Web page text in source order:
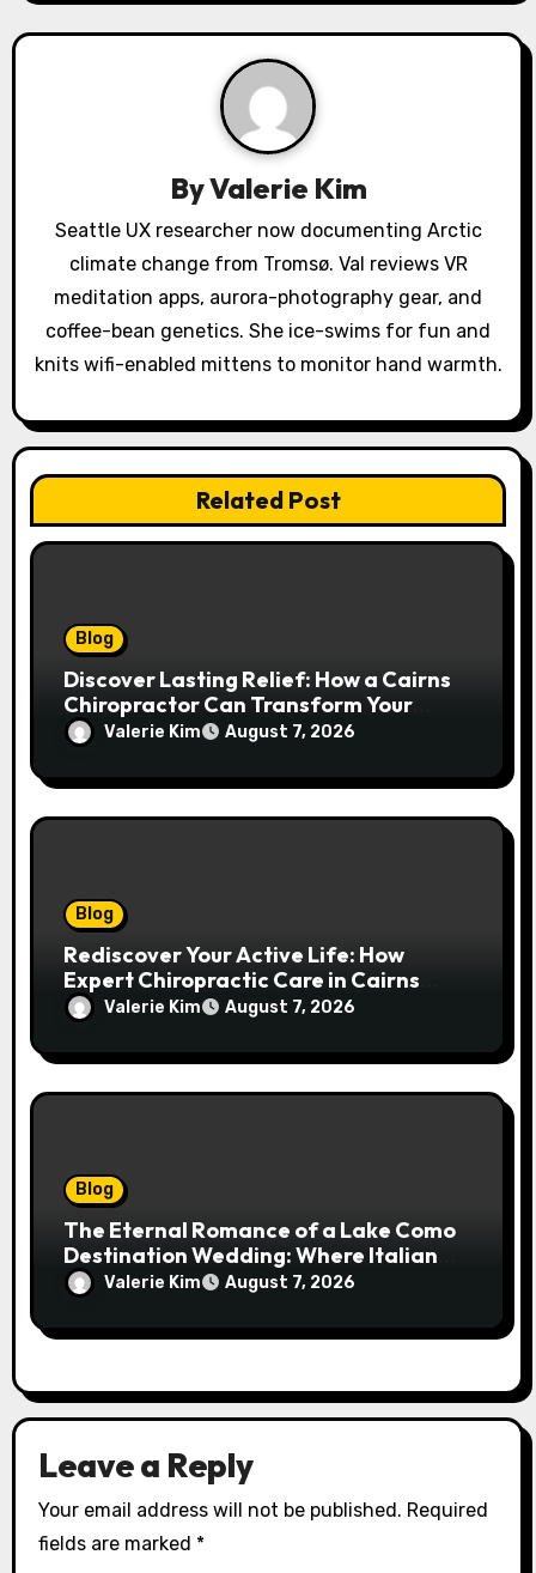
i
n
ByValerie Kim
Seattle UX researcher now documenting Arctic
climate change from Tromsø. Val reviews VR
meditation apps, aurora-photography gear, and
coffee-bean genetics. She ice-swims for fun and
knits wifi-enabled mittens to monitor hand warmth.
Related Post
Blog
Discover Lasting Relief: How a Cairns
Chiropractor Can Transform Your
Spinal Health
Valerie Kim August 7, 2026
Blog
Rediscover Your Active Life: How
Expert Chiropractic Care in Cairns
Transforms Pain into Possibility
Valerie Kim August 7, 2026
Blog
The Eternal Romance of a Lake Como
Destination Wedding: Where Italian
Elegance Meets Alpine Serenity
Valerie Kim August 7, 2026
Leave a Reply
Your email address will not be published. Required
fields are marked *